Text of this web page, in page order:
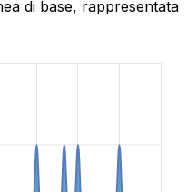
di base, rappresentata